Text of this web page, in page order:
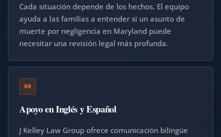
Cada situación depende de los hechos. El equipo
ayuda a las familias a entender si un asunto de
muerte por negligencia en Maryland puede
necesitar una revisión legal más profunda.
04
Apoyo en Inglés y Español
J Kelley Law Group ofrece comunicación bilingüe